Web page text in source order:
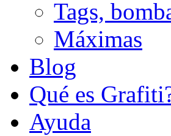
Tags,
Máximas
Blog
Qué es
Ayuda